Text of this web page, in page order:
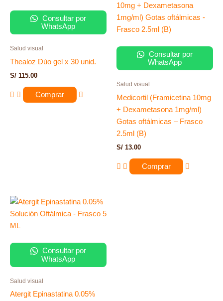
Consultar por
WhatsApp
Salud visual
Thealoz Dúo gel x 30 unid.
S/ 115.00
Comprar
Consultar por
WhatsApp
Salud visual
Medicortil (Framicetina 10mg
+ Dexametasona 1mg/ml)
Gotas oftálmicas – Frasco
2.5ml (B)
S/ 13.00
Comprar
Consultar por
WhatsApp
Salud visual
Atergit Epinastatina 0.05%